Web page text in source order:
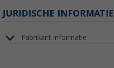
JURIDISCHE INFORMATIE
Fabrikant informatie